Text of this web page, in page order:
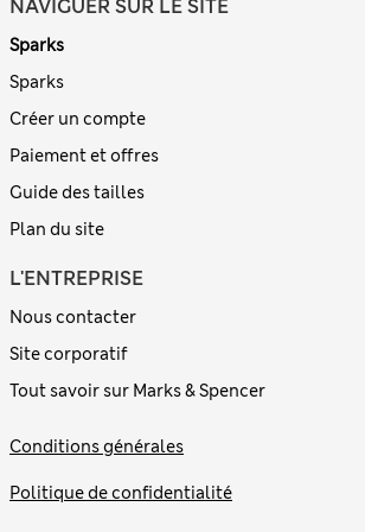
NAVIGUER SUR LE SITE
Sparks
Sparks
Créer un compte
Paiement et offres
Guide des tailles
Plan du site
L'ENTREPRISE
Nous contacter
Site corporatif
Tout savoir sur Marks & Spencer
Conditions générales
Politique de confidentialité